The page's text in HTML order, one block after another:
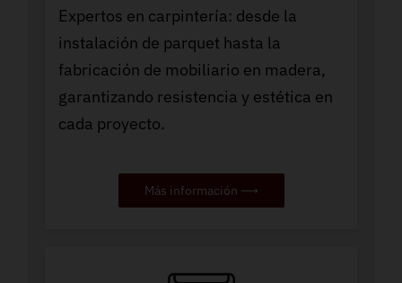
Expertos en carpintería: desde la
instalación de parquet hasta la
fabricación de mobiliario en madera,
garantizando resistencia y estética en
cada proyecto.
Más información ⟶